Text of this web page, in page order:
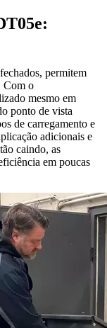
permitem
Com o
mesmo em
ponto de vista
de carregamento e
adicionais e
caindo, as
em poucas